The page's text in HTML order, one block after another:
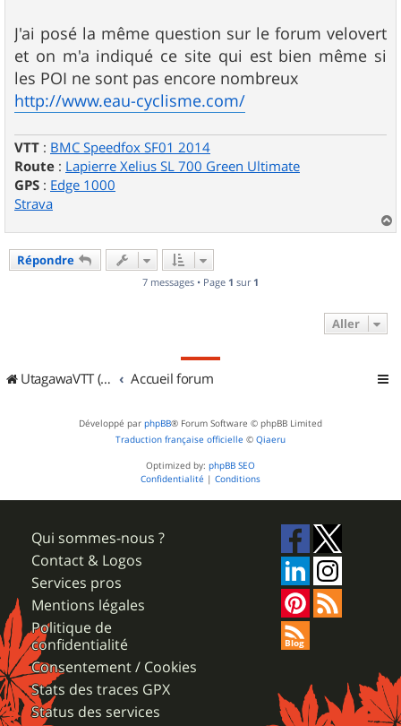
J'ai posé la même question sur le forum velovert
et on m'a indiqué ce site qui est bien même si
les POI ne sont pas encore nombreux
http://www.eau-cyclisme.com/
VTT : BMC Speedfox SF01 2014
Route : Lapierre Xelius SL 700 Green Ultimate
GPS : Edge 1000
Strava
a
Répondre
7 messages • Page 1 sur 1
Aller
UtagawaVTT (Randos VTT et VTTAE avec traces GPS) Accueil forum
Développé par phpBB® Forum Software © phpBB Limited
Traduction française officielle © Qiaeru
Optimized by: phpBB SEO
Confidentialité | Conditions
Qui sommes-nous ?
Contact & Logos
Services pros
Mentions légales
Politique de
confidentialité
Consentement / Cookies
Stats des traces GPX
Status des services